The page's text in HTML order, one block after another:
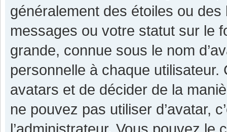
généralement des étoiles ou
messages ou votre statut sur le
grande, connue sous le nom
personnelle à chaque utilisateur.
avatars et de décider de la
ne pouvez pas utiliser d’avatar,